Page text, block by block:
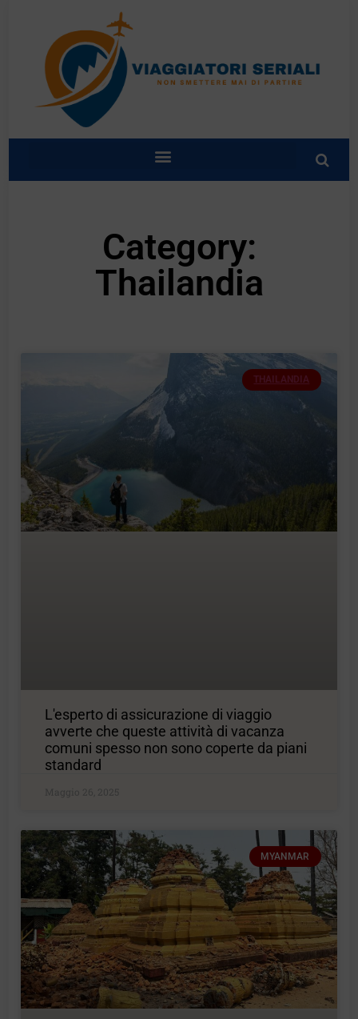
Category:
Thailandia
THAILANDIA
L'esperto di assicurazione di viaggio
avverte che queste attività di vacanza
comuni spesso non sono coperte da piani
standard
Maggio 26, 2025
MYANMAR